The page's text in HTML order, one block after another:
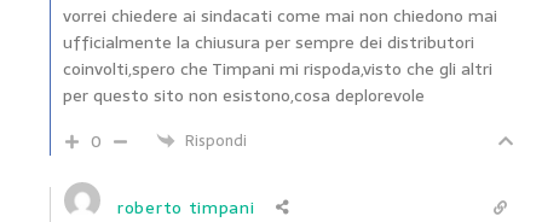
vorrei chiedere ai sindacati come mai non chiedono mai
ufficialmente la chiusura per sempre dei distributori
coinvolti,spero che Timpani mi rispoda,visto che gli altri
per questo sito non esistono,cosa deplorevole
0
Rispondi
roberto timpani